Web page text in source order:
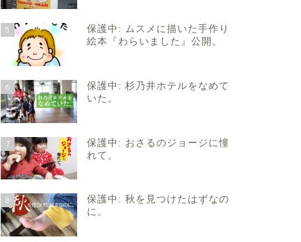
5
保護中: ムスメに描いた手作り
絵本『わらいました』公開。
6
保護中: 杉乃井ホテルをなめて
いた。
7
保護中: おさるのジョージに憧
れて。
8
保護中: 秋を見つけたはずなの
に。